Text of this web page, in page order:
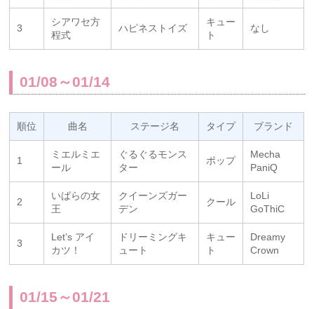
3
シアワセ方
程式
ハピネストイズ
キュー
ト
なし
01/08～01/14
順位 曲名 ステージ名 タイプ ブランド
1
ミエルミエ
ール
ぐるぐるモンス
ター
ポップ
Mecha
PaniQ
2
いばらの女
王
クイーンズガー
デン
クール
LoLi
GoThiC
3
Let’s アイ
カツ！
ドリーミングキ
ュート
キュー
ト
Dreamy
Crown
01/15～01/21